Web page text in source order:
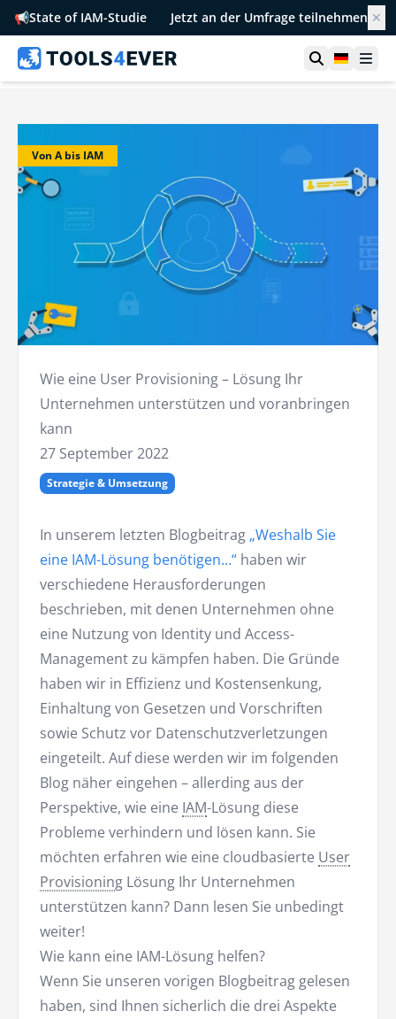
📢State of IAM-Studie Jetzt an der Umfrage teilnehmen ✕
Suche
Von A bis IAM
Wie eine User Provisioning – Lösung Ihr
Unternehmen unterstützen und voranbringen
kann
27 September 2022
Strategie & Umsetzung
In unserem letzten Blogbeitrag „Weshalb Sie
eine IAM-Lösung benötigen…“ haben wir
verschiedene Herausforderungen
beschrieben, mit denen Unternehmen ohne
eine Nutzung von Identity und Access-
Management zu kämpfen haben. Die Gründe
haben wir in Effizienz und Kostensenkung,
Einhaltung von Gesetzen und Vorschriften
sowie Schutz vor Datenschutzverletzungen
eingeteilt. Auf diese werden wir im folgenden
Blog näher eingehen – allerding aus der
Perspektive, wie eine IAM-Lösung diese
Probleme verhindern und lösen kann. Sie
möchten erfahren wie eine cloudbasierte User
Provisioning Lösung Ihr Unternehmen
unterstützen kann? Dann lesen Sie unbedingt
weiter!
Wie kann eine IAM-Lösung helfen?
Wenn Sie unseren vorigen Blogbeitrag gelesen
haben, sind Ihnen sicherlich die drei Aspekte